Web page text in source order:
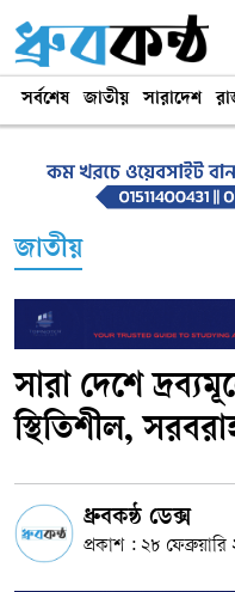
সর্বশেষ জাতীয় সারাদেশ
জাতীয়
সারা দেশে
স্থিতিশীল,
ধ্রুবকন্ঠ ডেক্স
প্রকাশ : ২৮